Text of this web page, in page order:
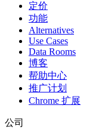
定价
功能
Alternatives
Use Cases
Data Rooms
博客
帮助中心
推广计划
Chrome 扩展
公司